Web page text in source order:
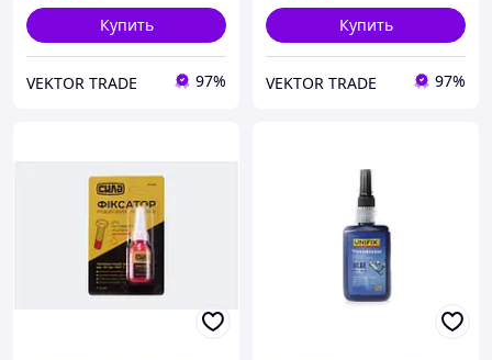
Купить
VEKTOR TRADE 97%
Купить
VEKTOR TRADE 97%